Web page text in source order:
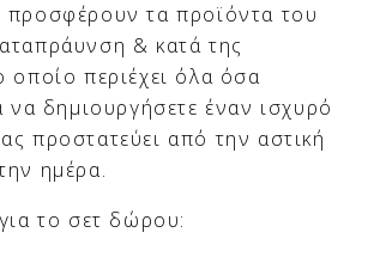
τα προϊόντα του
& κατά της
οποίο περιέχει όλα όσα
να δημιουργήσετε έναν ισχυρό
προστατεύει από την αστική
ημέρα.
το σετ δώρου: